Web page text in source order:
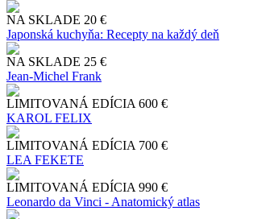
NA SKLADE 20 €
Japonská kuchyňa: Recepty na každý deň
NA SKLADE 25 €
Jean-Michel Frank
LIMITOVANÁ EDÍCIA 600 €
KAROL FELIX
LIMITOVANÁ EDÍCIA 700 €
LEA FEKETE
LIMITOVANÁ EDÍCIA 990 €
Leonardo da Vinci - Anatomický atlas